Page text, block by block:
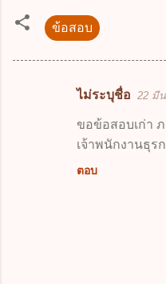
ข้อสอบ
ไม่ระบุชื่อ 22 มี
ขอข้อสอบเก่า
เจ้าพนักงานธุร
ตอบ